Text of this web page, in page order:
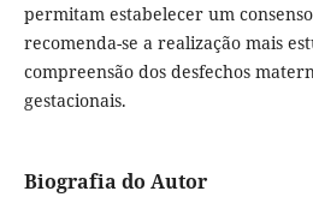
permitam estabelecer um
recomenda-se a realização mais
compreensão dos desfechos
gestacionais.
Biografia do Autor